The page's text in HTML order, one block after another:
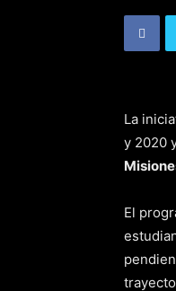
La
y 2020
El